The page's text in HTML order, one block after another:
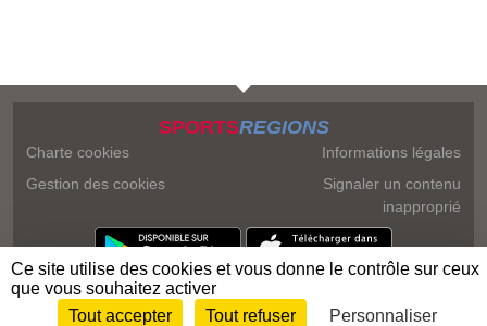
SPORTSREGIONS
Charte cookies
Gestion des cookies
Informations légales
Signaler un contenu
inapproprié
Envie de participer ? Connexion
Ce site utilise des cookies et vous donne le contrôle sur ceux
que vous souhaitez activer
Tout accepter
Tout refuser Personnaliser